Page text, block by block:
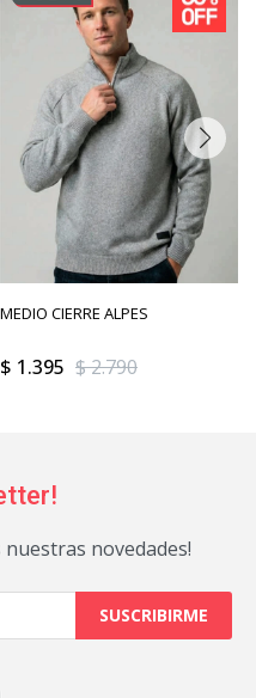
MEDIO CIERRE ALPES
$ 1.395 $2.790
nuestras novedades!
SUSCRIBIRME